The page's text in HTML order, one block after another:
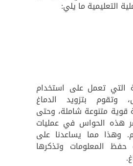
التعليمية ما يلي:
التي تعمل على استخدام
وتقوم بتزويد الدماغ
متنوعة شاملة، وحتى
هذه الحواس في عمليات
وهذا مما يساعدنا على
المعلومات وتذكرها